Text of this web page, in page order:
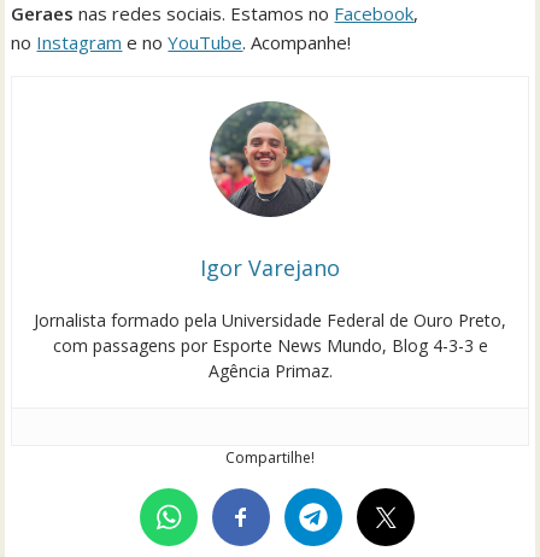
Geraesnas redes sociais. Estamos no Facebook,
no Instagram e noYouTube. Acompanhe!
Igor Varejano
Jornalista formado pela Universidade Federal de Ouro Preto,
com passagens por Esporte News Mundo, Blog 4-3-3 e
Agência Primaz.
Compartilhe!